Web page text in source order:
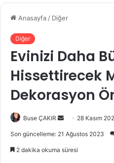
Anasayfa / Diğer
Diğer
Evinizi Daha
Hissettirecek
Dekorasyon
Buse ÇAKIR
e
28 Kasım
Son güncelleme: 21 Ağustos 2023
2 dakika okuma süresi